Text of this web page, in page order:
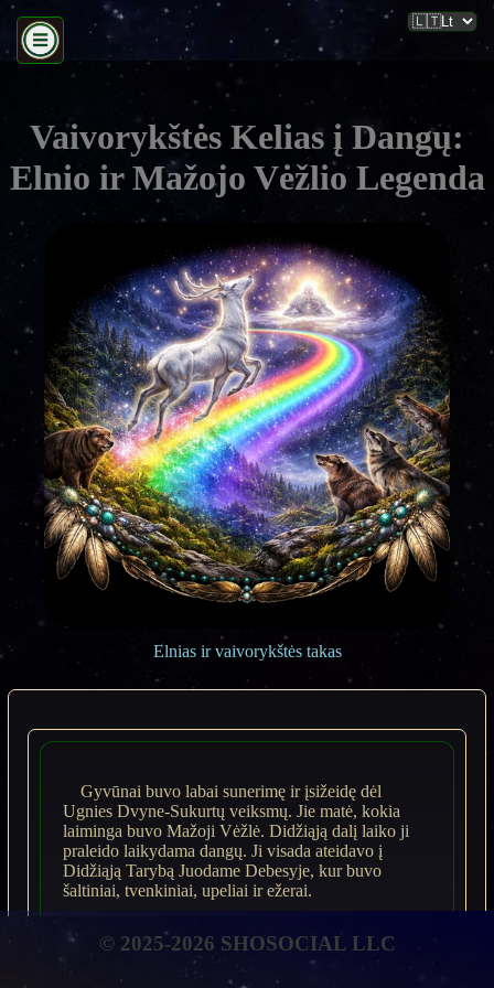
Vaivorykštės Kelias į Dangų:
Elnio ir Mažojo Vėžlio Legenda
Elnias ir vaivorykštės takas
Gyvūnai buvo labai sunerimę ir įsižeidę dėl
Ugnies Dvyne-Sukurtų veiksmų. Jie matė, kokia
laiminga buvo Mažoji Vėžlė. Didžiąją dalį laiko ji
praleido laikydama dangų. Ji visada ateidavo į
Didžiąją Tarybą Juodame Debesyje, kur buvo
šaltiniai, tvenkiniai, upeliai ir ežerai.
© 2025-2026 SHOSOCIAL LLC